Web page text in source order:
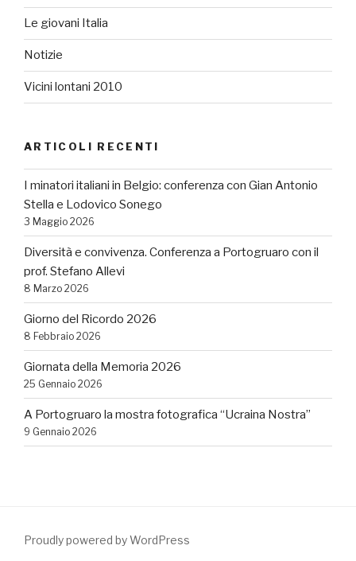
Le giovani Italia
Notizie
Vicini lontani 2010
ARTICOLI RECENTI
I minatori italiani in Belgio: conferenza con Gian Antonio
Stella e Lodovico Sonego
3 Maggio 2026
Diversità e convivenza. Conferenza a Portogruaro con il
prof. Stefano Allevi
8 Marzo 2026
Giorno del Ricordo 2026
8 Febbraio 2026
Giornata della Memoria 2026
25 Gennaio 2026
A Portogruaro la mostra fotografica “Ucraina Nostra”
9 Gennaio 2026
Proudly powered by WordPress